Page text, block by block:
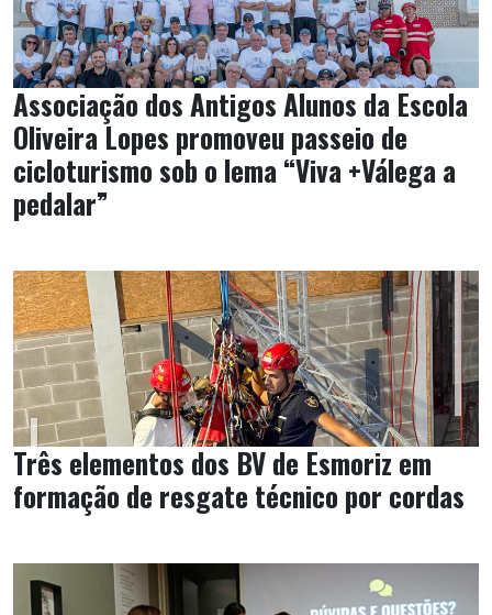
Associação dos Antigos Alunos da Escola
Oliveira Lopes promoveu passeio de
cicloturismo sob o lema “Viva +Válega a
pedalar”
Três elementos dos BV de Esmoriz em
formação de resgate técnico por cordas